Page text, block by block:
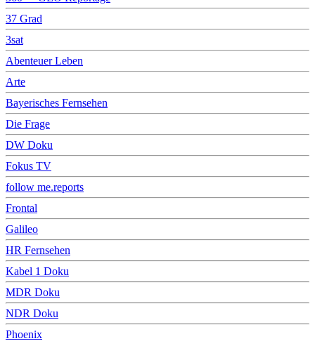
37 Grad
3sat
Abenteuer Leben
Arte
Bayerisches Fernsehen
Die Frage
DW Doku
Fokus TV
follow me.reports
Frontal
Galileo
HR Fernsehen
Kabel 1 Doku
MDR Doku
NDR Doku
Phoenix